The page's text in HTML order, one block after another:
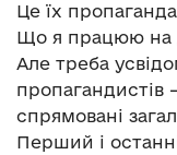
Це їх
Що я працюю на
Але треба
спрямовані
Перший і